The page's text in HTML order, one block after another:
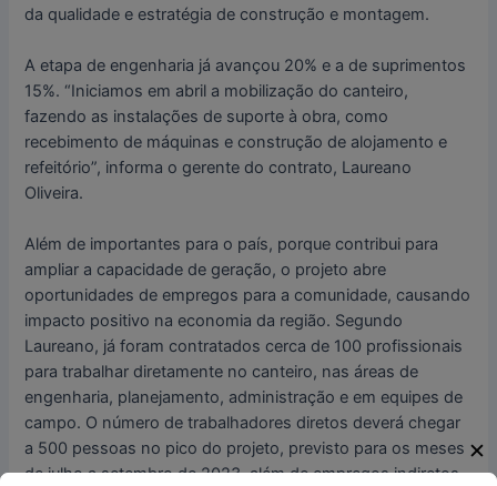
da qualidade e estratégia de construção e montagem.
A etapa de engenharia já avançou 20% e a de suprimentos
15%. “Iniciamos em abril a mobilização do canteiro,
fazendo as instalações de suporte à obra, como
recebimento de máquinas e construção de alojamento e
refeitório”, informa o gerente do contrato, Laureano
Oliveira.
Além de importantes para o país, porque contribui para
ampliar a capacidade de geração, o projeto abre
oportunidades de empregos para a comunidade, causando
impacto positivo na economia da região. Segundo
Laureano, já foram contratados cerca de 100 profissionais
para trabalhar diretamente no canteiro, nas áreas de
engenharia, planejamento, administração e em equipes de
campo. O número de trabalhadores diretos deverá chegar
a 500 pessoas no pico do projeto, previsto para os meses
de julho a setembro de 2023, além de empregos indiretos
✕